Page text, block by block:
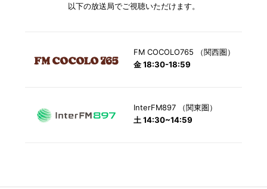
以下の放送局でご視聴いただけます。
FM COCOLO765 （関西圏）
金 18:30-18:59
InterFM897 （関東圏）
土 14:30~14:59